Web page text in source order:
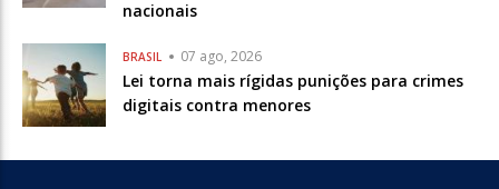
nacionais
BRASIL 07 ago, 2026
Lei torna mais rígidas punições para crimes
digitais contra menores